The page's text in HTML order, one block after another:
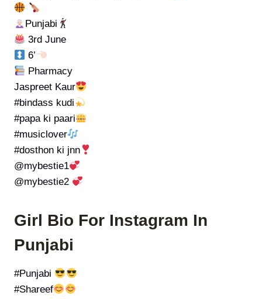
Punjabi
3rd June
6’
Pharmacy
Jaspreet Kaur
#bindass kudi
#papa ki paari
#musiclover
#dosthon ki jnn
@mybestie1
@mybestie2
Girl Bio For Instagram In
Punjabi
#Punjabi
#Shareef